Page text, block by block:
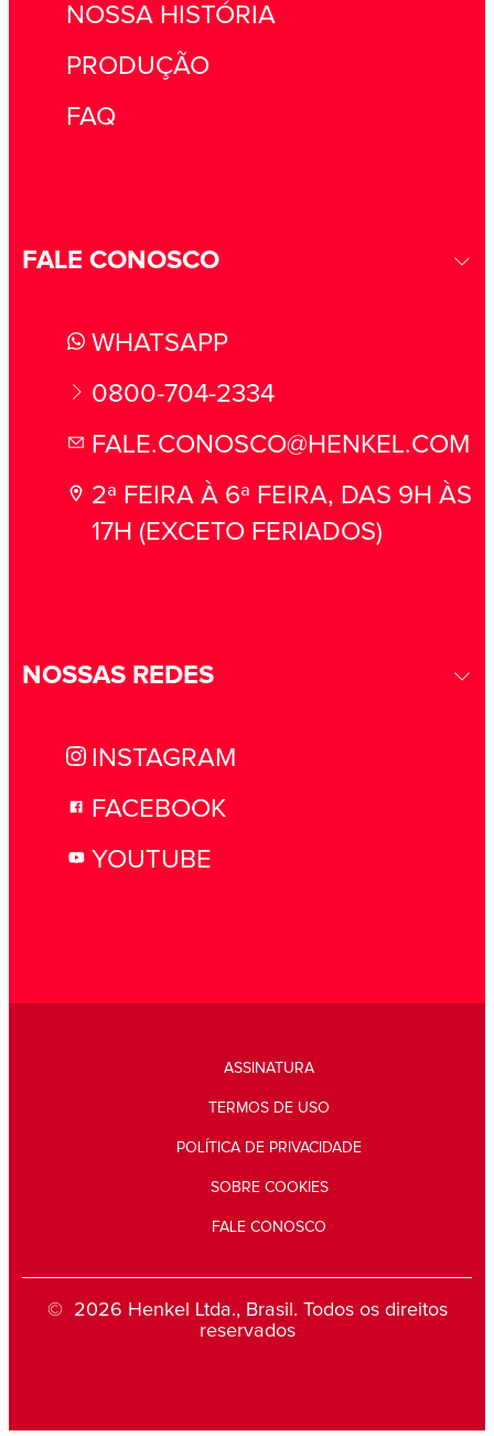
NOSSA HISTÓRIA
PRODUÇÃO
FAQ
FALE CONOSCO
WHATSAPP
0800-704-2334
FALE.CONOSCO@HENKEL.COM
2ª FEIRA À 6ª FEIRA, DAS 9H ÀS
17H (EXCETO FERIADOS)
NOSSAS REDES
INSTAGRAM
FACEBOOK
YOUTUBE
ASSINATURA
TERMOS DE USO
POLÍTICA DE PRIVACIDADE
SOBRE COOKIES
FALE CONOSCO
© 2026 Henkel Ltda., Brasil. Todos os direitos
reservados